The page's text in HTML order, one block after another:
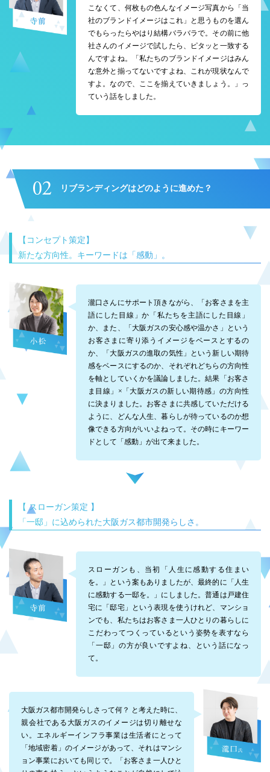
こなくて、何枚もの色んなイメージ写真から「当
社のブランドイメージはこれ」と思うものを選ん
でもらったらやはり結構バラバラで。その前に他
社さんのイメージで試したら、ピタッと一致する
んですよね。「私たちのブランドイメージはみん
な意外と揃ってないですよね、これが現状なんで
すよ。なので、ここを揃えていきましょう。」っ
ていう話をしました。
リブランディングはどのように進めた？
【コンセプト策定】
新たな方向性。キーワードは「感動」。
瀧口さんにサポート頂きながら、「お客さまを主
語にした目線」か「私たちを主語にした目線」
か、また、「大阪ガスの安心感や温かさ」という
お客さまに寄り添うイメージをベースとするの
か、「大阪ガスの進取の気性」という新しい期待
感をベースにするのか、それぞれどちらの方向性
を軸としていくかを議論しました。結果「お客さ
ま目線」×「大阪ガスの新しい期待感」の方向性
に決まりました。お客さまに共感していただける
ように、どんな人生、暮らしが待っているのか想
像できる方向がいいよねって。その時にキーワー
ドとして「感動」が出て来ました。
【 スローガン策定 】
「一邸」に込められた大阪ガス都市開発らしさ。
スローガンも、当初「人生に感動する住まい
を。」という案もありましたが、最終的に「人生
に感動する一邸を。」にしました。普通は戸建住
宅に「邸宅」という表現を使うけれど、マンショ
ンでも、私たちはお客さま一人ひとりの暮らしに
こだわってつくっているという姿勢を表すなら
「一邸」の方が良いですよね、という話になっ
て。
大阪ガス都市開発らしさって何？ と考えた時に、
親会社である大阪ガスのイメージは切り離せな
い。エネルギーインフラ事業は生活者にとって
「地域密着」のイメージがあって、それはマンシ
ョン事業においても同じで。「お客さま一人ひと